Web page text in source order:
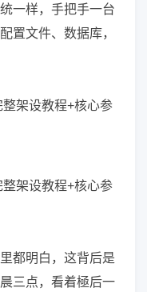
一样，手把手一台
置文件、数据库，
都明白，这背后是
三点，看着極后一